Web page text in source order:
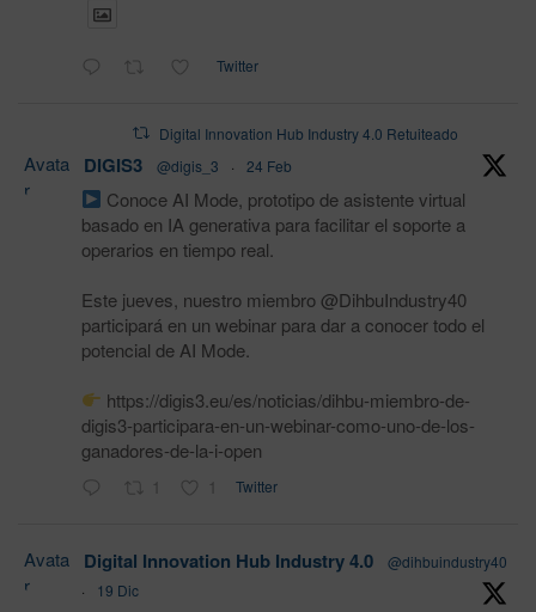
Twitter
Digital Innovation Hub Industry 4.0 Retuiteado
Avata
r
DIGIS3 @digis_3 · 24 Feb
Conoce AI Mode, prototipo de asistente virtual
basado en IA generativa para facilitar el soporte a
operarios en tiempo real.
Este jueves, nuestro miembro @DihbuIndustry40
participará en un webinar para dar a conocer todo el
potencial de AI Mode.
https://digis3.eu/es/noticias/dihbu-miembro-de-
digis3-participara-en-un-webinar-como-uno-de-los-
ganadores-de-la-i-open
1 1 Twitter
Avata
r
Digital Innovation Hub Industry 4.0
@dihbuindustry40
·
19 Dic